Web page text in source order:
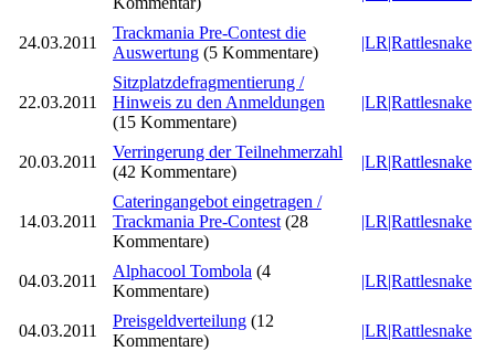
24.03.2011
Trackmania Pre-Contest die
Auswertung (5 Kommentare)
|LR|Rattlesnake
22.03.2011
Sitzplatzdefragmentierung /
Hinweis zu den Anmeldungen
(15 Kommentare)
|LR|Rattlesnake
20.03.2011
Verringerung der Teilnehmerzahl
(42 Kommentare)
|LR|Rattlesnake
14.03.2011
Cateringangebot eingetragen /
Trackmania Pre-Contest (28
Kommentare)
|LR|Rattlesnake
04.03.2011
Alphacool Tombola (4
Kommentare)
|LR|Rattlesnake
04.03.2011
Preisgeldverteilung (12
Kommentare)
|LR|Rattlesnake